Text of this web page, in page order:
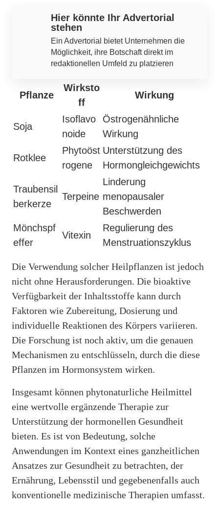
Hier könnte Ihr Advertorial
stehen
Ein Advertorial bietet Unternehmen die
Möglichkeit, ihre Botschaft direkt im
redaktionellen Umfeld zu platzieren
Pflanze
Wirksto
ff
Wirkung
Soja
Isoflavo
noide
Östrogenähnliche
Wirkung
Rotklee
Phytoöst
rogene
Unterstützung des
Hormongleichgewichts
Traubensil
berkerze
Terpeine
Linderung
menopausaler
Beschwerden
Mönchspf
effer
Vitexin
Regulierung des
Menstruationszyklus
Die Verwendung solcher Heilpflanzen ist jedoch
nicht ohne Herausforderungen. Die bioaktive
Verfügbarkeit der Inhaltsstoffe kann durch
Faktoren wie Zubereitung, Dosierung und
individuelle Reaktionen des Körpers variieren.
Die Forschung ist noch aktiv, um die genauen
Mechanismen zu entschlüsseln, durch die diese
Pflanzen im Hormonsystem wirken.
Insgesamt können phytonaturliche Heilmittel
eine wertvolle ergänzende Therapie zur
Unterstützung der hormonellen Gesundheit
bieten. Es ist von Bedeutung, solche
Anwendungen im Kontext eines ganzheitlichen
Ansatzes zur Gesundheit zu betrachten, der
Ernährung, Lebensstil und gegebenenfalls auch
konventionelle medizinische Therapien umfasst.